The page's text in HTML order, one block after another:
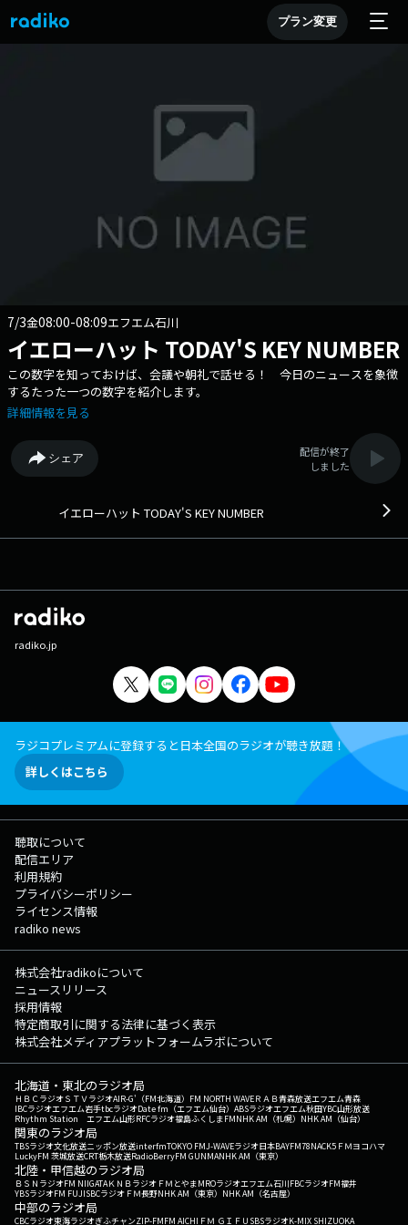
プラン変更
7/3金08:00-08:09エフエム石川
イエローハット TODAY'S KEY NUMBER
この数字を知っておけば、会議や朝礼で話せる！ 今日のニュースを象徴
するたった一つの数字を紹介します。
詳細情報を見る
シェア
配信が終了
しました
イエローハット TODAY'S KEY NUMBER
radiko.jp
ラジコプレミアムに登録すると日本全国のラジオが聴き放題！
詳しくはこちら
聴取について
配信エリア
利用規約
プライバシーポリシー
ライセンス情報
radiko news
株式会社radikoについて
ニュースリリース
採用情報
特定商取引に関する法律に基づく表示
株式会社メディアプラットフォームラボについて
北海道・東北のラジオ局
ＨＢＣラジオＳＴＶラジオAIR-G'（FM北海道） FM NORTH WAVEＲＡＢ青森放送エフエム青森
IBCラジオエフエム岩手tbcラジオDate fm（エフエム仙台） ABSラジオエフエム秋田YBC山形放送
Rhythm Station エフエム山形RFCラジオ福島ふくしまFMNHK AM（札幌） NHK AM（仙台）
関東のラジオ局
TBSラジオ文化放送ニッポン放送interfmTOKYO FMJ-WAVEラジオ日本BAYFM78NACK5 ＦＭヨコハマ
LuckyFM 茨城放送CRT栃木放送RadioBerryFM GUNMANHK AM（東京）
北陸・甲信越のラジオ局
ＢＳＮラジオFM NIIGATAＫＮＢラジオ ＦＭとやまMROラジオエフエム石川FBCラジオFM福井
YBSラジオFM FUJISBCラジオ ＦＭ長野NHK AM（東京） NHK AM（名古屋）
中部のラジオ局
CBCラジオ東海ラジオぎふチャンZIP-FMFM AICHI ＦＭ ＧＩＦＵ SBSラジオK-MIX SHIZUOKA